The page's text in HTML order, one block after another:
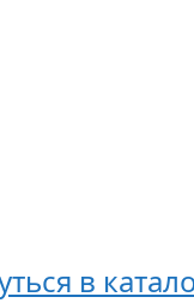
в